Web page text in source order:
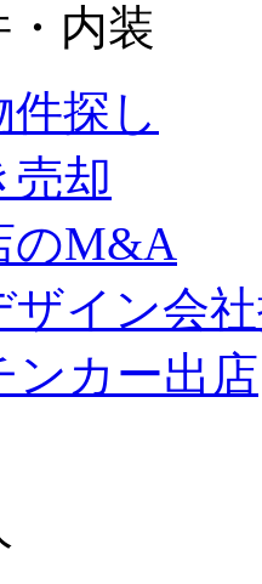
・内装
件探し
売却
のM&A
ザイン会
ンカー出店